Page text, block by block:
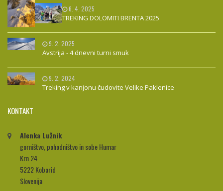
6. 4. 2025
TREKING DOLOMITI BRENTA 2025
9. 2. 2025
Avstrija - 4 dnevni turni smuk
9. 2. 2024
Treking v kanjonu čudovite Velike Paklenice
KONTAKT
Alenka Lužnik
gorništvo, pohodništvo in sobe Humar
Krn 24
5222 Kobarid
Slovenija